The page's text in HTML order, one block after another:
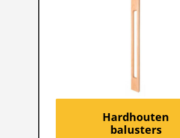
Hardhouten
balusters